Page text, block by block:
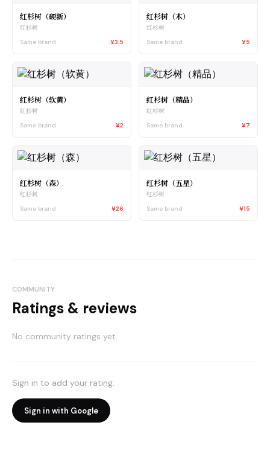
红杉树（硬新）
红杉树
Same brand
¥3.5
红杉树（木）
红杉树
Same brand
¥5
红杉树（软黄）
红杉树
Same brand
¥2
红杉树（精品）
红杉树
Same brand
¥7
红杉树（森）
红杉树
Same brand
¥26
红杉树（五星）
红杉树
Same brand
¥15
COMMUNITY
Ratings & reviews
No community ratings yet.
Sign in to add your rating.
Sign in with Google